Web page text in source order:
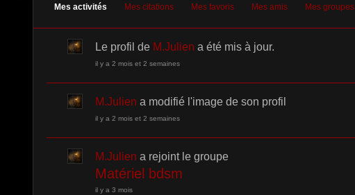
Mes activités Mes citations Mes favoris Mes amis Mes groupes
Le profil de M.Julien a été mis à jour.
il y a 2 mois et 2 semaines
M.Julien a modifié l'image de son profil
il y a 2 mois et 2 semaines
M.Julien a rejoint le groupe
Matériel bdsm
il y a 3 mois